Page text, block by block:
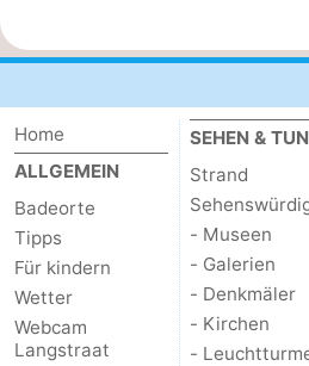
Home
ALLGEMEIN
Badeorte
Tipps
Für kindern
Wetter
Webcam
Langstraat
SEHEN & TUN
Strand
- Museen
- Galerien
- Denkmäler
- Kirchen
-